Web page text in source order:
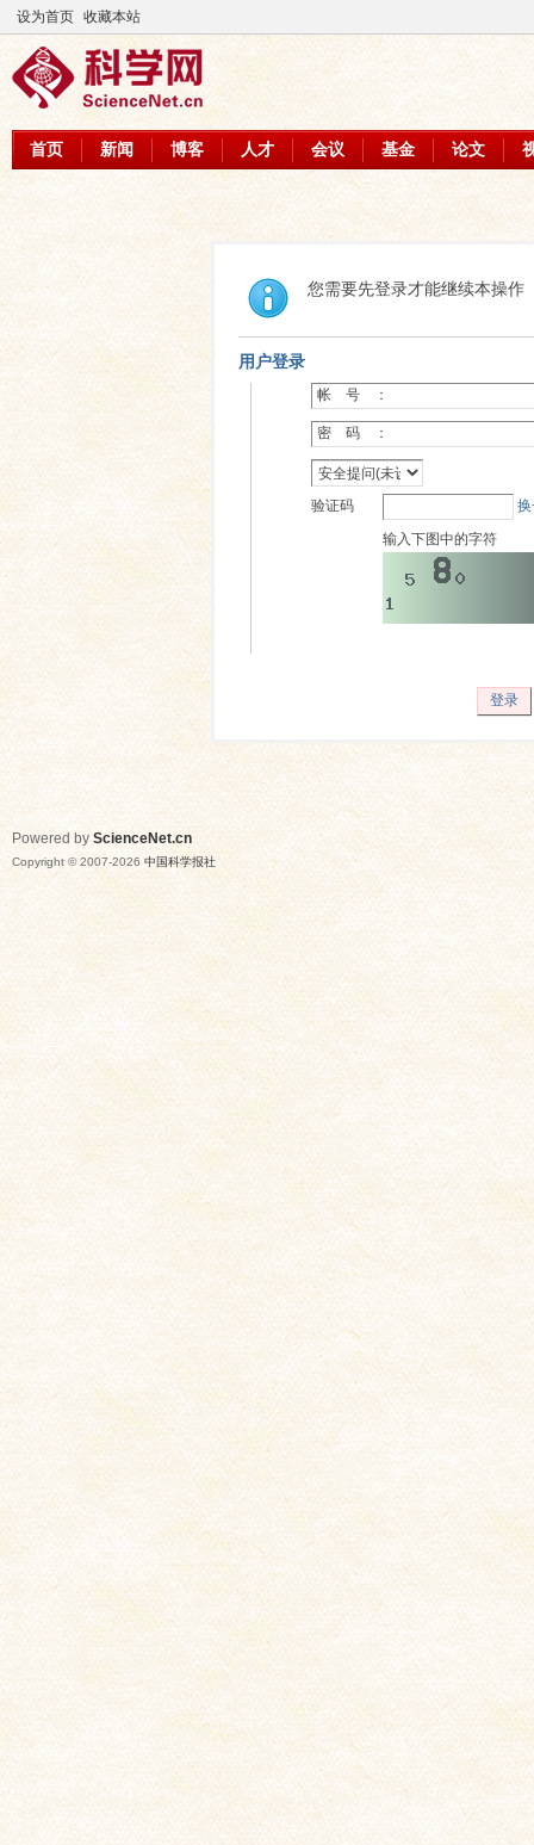
设为首页 收藏本站
首页 新闻 博客 人才 会议 基金 论文
您需要先登录才能继续本操作
用户登录
帐 号 ：
密 码 ：
验证码
输入下图中的字符
登录
Powered by ScienceNet.cn
Copyright © 2007-2026 中国科学报社